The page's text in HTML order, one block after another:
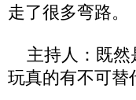
走了很多弯路。
主持人：既然
玩真的有不可替